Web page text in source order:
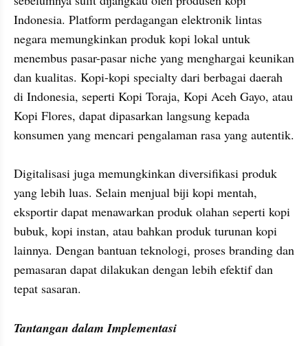
Indonesia. Platform perdagangan elektronik lintas
negara memungkinkan produk kopi lokal untuk
menembus pasar-pasar niche yang menghargai keunikan
dan kualitas. Kopi-kopi specialty dari berbagai daerah
di Indonesia, seperti Kopi Toraja, Kopi Aceh Gayo, atau
Kopi Flores, dapat dipasarkan langsung kepada
konsumen yang mencari pengalaman rasa yang autentik.
Digitalisasi juga memungkinkan diversifikasi produk
yang lebih luas. Selain menjual biji kopi mentah,
eksportir dapat menawarkan produk olahan seperti kopi
bubuk, kopi instan, atau bahkan produk turunan kopi
lainnya. Dengan bantuan teknologi, proses branding dan
pemasaran dapat dilakukan dengan lebih efektif dan
Tantangan dalam Implementasi